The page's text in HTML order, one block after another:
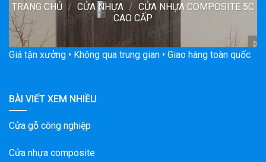
TRANG CHỦ / CỬA NHỰA / CỬA NHỰA COMPOSITE 5C
CAO CẤP
Giá tận xưởng • Không qua trung gian • Giao hàng toàn quốc
BÀI VIẾT XEM NHIỀU
Cửa gỗ công nghiệp
Cửa nhựa composite